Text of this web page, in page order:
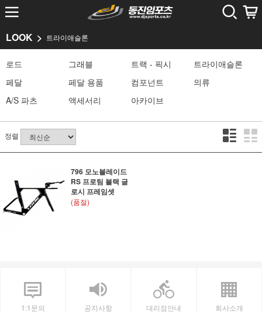
LOOK 트라이애슬론
로드 그래블 트랙 - 픽시
트라이애슬론
페달
페달 용품 컴포넌트
의류
A/S 파츠
액세서리 아카이브
정렬
796 모노블레이드
RS 프로팀 블랙 글
로시 프레임셋
(품절)
1:1문의 공지사항 대리점안내 회사소개